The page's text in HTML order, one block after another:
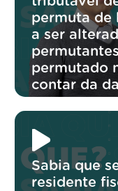
permuta de
a ser
permutado
contar da
Sabia que
residente